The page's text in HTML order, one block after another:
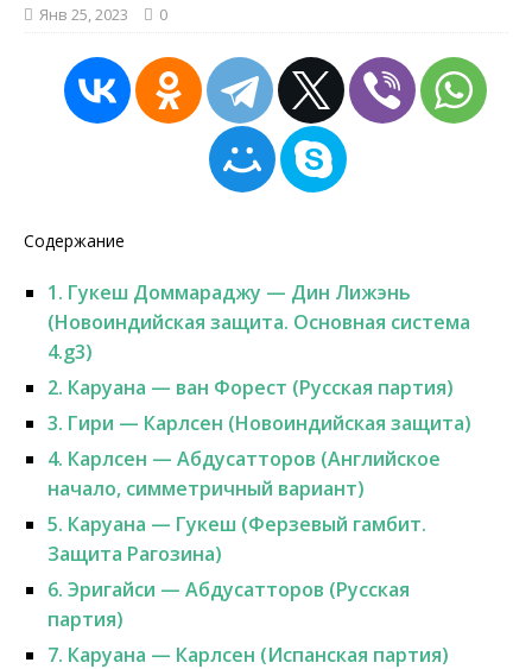
Янв 25, 2023 0
Содержание
1. Гукеш Доммараджу — Дин Лижэнь
(Новоиндийская защита. Основная система
4.g3)
2. Каруана — ван Форест (Русская партия)
3. Гири — Карлсен (Новоиндийская защита)
4. Карлсен — Абдусатторов (Английское
начало, симметричный вариант)
5. Каруана — Гукеш (Ферзевый гамбит.
Защита Рагозина)
6. Эригайси — Абдусатторов (Русская
партия)
7. Каруана — Карлсен (Испанская партия)